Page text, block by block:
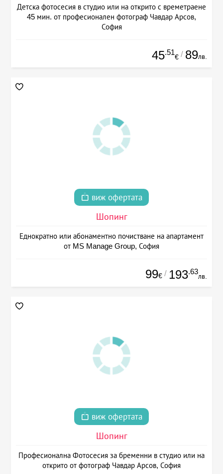
Детска фотосесия в студио или на открито с времетраене
45 мин. от професионален фотограф Чавдар Арсов,
София
45.51
€ / 89лв.
виж офертата
Шопинг
Еднократно или абонаментно почистване на апартамент
от MS Manage Group, София
99€ / 193.63
лв.
виж офертата
Шопинг
Професионална Фотосесия за бременни в студио или на
открито от фотограф Чавдар Арсов, София